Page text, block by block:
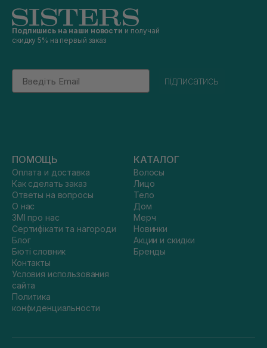
Подпишись на наши новости и получай
скидку 5% на первый заказ
Email
підписатись
ПОМОЩЬ
Оплата и доставка
Как сделать заказ
Ответы на вопросы
О нас
ЗМІ про нас
Сертифікати та нагороди
Блог
Бюті словник
Контакты
Условия использования
сайта
Политика
конфиденциальности
КАТАЛОГ
Волосы
Лицо
Тело
Дом
Мерч
Новинки
Акции и скидки
Бренды